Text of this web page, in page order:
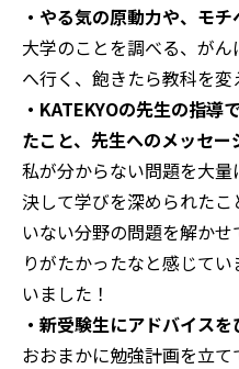
・やる気の原動力や、モ
大学のことを調べる、が
へ行く、飽きたら教科を変
・KATEKYOの先生の指導
たこと、先生へのメッセー
私が分からない問題を大
決して学びを深められた
いない分野の問題を解か
りがたかったなと感じて
いました！
・新受験生にアドバイスを
おおまかに勉強計画を立